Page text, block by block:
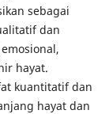
sebagai
dan
hayat.
kuantitatif dan
hayat dan